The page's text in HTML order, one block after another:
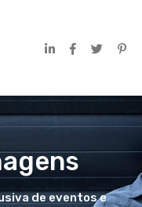
de eventos e